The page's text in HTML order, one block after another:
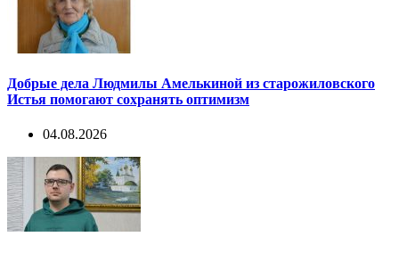
Добрые дела Людмилы Амелькиной из старожиловского
Истья помогают сохранять оптимизм
04.08.2026